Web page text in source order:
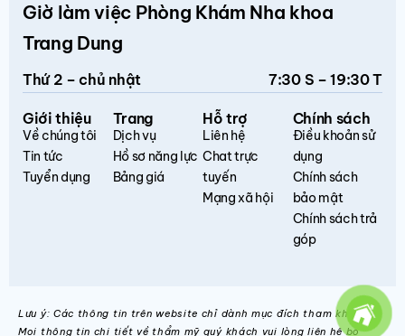
Giờ làm việc Phòng Khám Nha khoa
Trang Dung
Thứ 2 – chủ nhật 7:30 S – 19:30 T
Giới thiệu
Về chúng tôi
Tin tức
Tuyển dụng
Trang
Dịch vụ
Hồ sơ năng lực
Bảng giá
Hỗ trợ
Liên hệ
Chat trực
tuyến
Mạng xã hội
Chính sách
Điều khoản sử
dụng
Chính sách
bảo mật
Chính sách trả
góp
Lưu ý: Các thông tin trên website chỉ dành mục đích tham khảo.
Mọi thông tin chi tiết về thẩm mỹ quý khách vui lòng liên hệ bộ